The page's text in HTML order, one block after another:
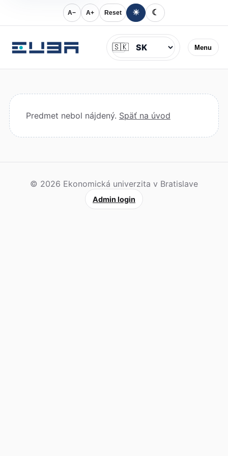
A− A+ Reset ☀ ☾
Menu
Jazyk
🇸🇰
Predmet nebol nájdený. Späť na úvod
© 2026 Ekonomická univerzita v Bratislave
Admin login